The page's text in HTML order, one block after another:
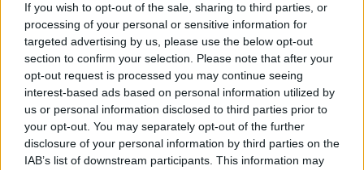
If you wish to opt-out of the sale, sharing to third parties, or
processing of your personal or sensitive information for
targeted advertising by us, please use the below opt-out
section to confirm your selection. Please note that after your
opt-out request is processed you may continue seeing
interest-based ads based on personal information utilized by
us or personal information disclosed to third parties prior to
your opt-out. You may separately opt-out of the further
disclosure of your personal information by third parties on the
IAB’s list of downstream participants. This information may
aprissero spiragli per una trattativa con il PSG.
Smentite le voci sul cambio di agente
Romano ha inoltre chiarito alcuni rumors circolati nelle
ultime settimane riguardo alla gestione della carriera del
giocatore. Contrariamente a quanto emerso da alcune
indiscrezioni, non ci sarebbe stato alcun recente cambio di
rappresentanza.
L’agente di Barcola è infattiMoussa Sissokogià dal 2025,